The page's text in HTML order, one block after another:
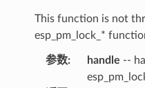
This function is not
esp_pm_lock_*
参数: handle --